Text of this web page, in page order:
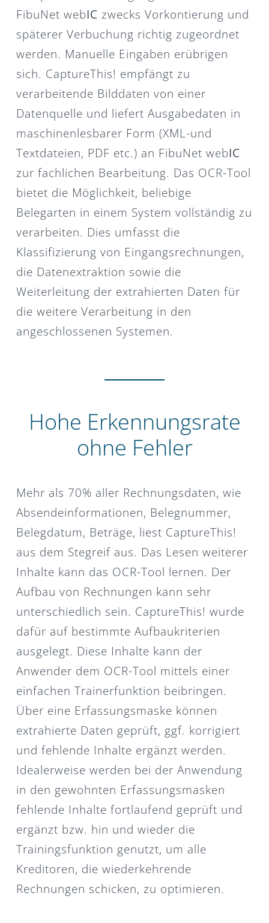
FibuNet webIC zwecks Vorkontierung und
späterer Verbuchung richtig zugeordnet
werden. Manuelle Eingaben erübrigen
sich. CaptureThis! empfängt zu
verarbeitende Bilddaten von einer
Datenquelle und liefert Ausgabedaten in
maschinenlesbarer Form (XML-und
Textdateien, PDF etc.) an FibuNet webIC
zur fachlichen Bearbeitung. Das OCR-Tool
bietet die Möglichkeit, beliebige
Belegarten in einem System vollständig zu
verarbeiten. Dies umfasst die
Klassifizierung von Eingangsrechnungen,
die Datenextraktion sowie die
Weiterleitung der extrahierten Daten für
die weitere Verarbeitung in den
angeschlossenen Systemen.
Hohe Erkennungsrate
ohne Fehler
Mehr als 70% aller Rechnungsdaten, wie
Absendeinformationen, Belegnummer,
Belegdatum, Beträge, liest CaptureThis!
aus dem Stegreif aus. Das Lesen weiterer
Inhalte kann das OCR-Tool lernen. Der
Aufbau von Rechnungen kann sehr
unterschiedlich sein. CaptureThis! wurde
dafür auf bestimmte Aufbaukriterien
ausgelegt. Diese Inhalte kann der
Anwender dem OCR-Tool mittels einer
einfachen Trainerfunktion beibringen.
Über eine Erfassungsmaske können
extrahierte Daten geprüft, ggf. korrigiert
und fehlende Inhalte ergänzt werden.
Idealerweise werden bei der Anwendung
in den gewohnten Erfassungsmasken
fehlende Inhalte fortlaufend geprüft und
ergänzt bzw. hin und wieder die
Trainingsfunktion genutzt, um alle
Kreditoren, die wiederkehrende
Rechnungen schicken, zu optimieren.